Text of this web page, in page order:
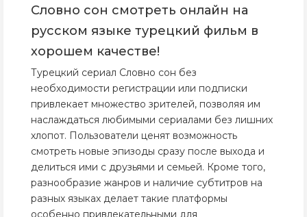
Словно сон смотреть онлайн на
русском языке турецкий фильм в
хорошем качестве!
Турецкий сериал Словно сон без
необходимости регистрации или подписки
привлекает множество зрителей, позволяя им
наслаждаться любимыми сериалами без лишних
хлопот. Пользователи ценят возможность
смотреть новые эпизоды сразу после выхода и
делиться ими с друзьями и семьей. Кроме того,
разнообразие жанров и наличие субтитров на
разных языках делает такие платформы
особенно привлекательными для